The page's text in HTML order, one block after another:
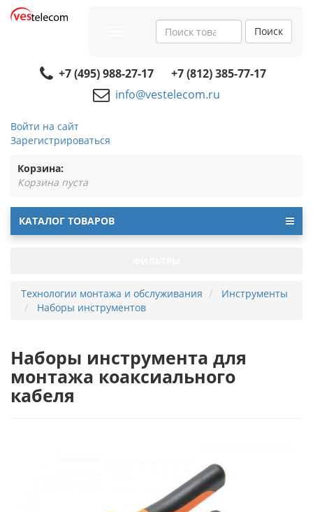
navigation
Поиск
+7 (495) 988-27-17
+7 (812) 385-77-17
info@vestelecom.ru
Войти на сайт
Зарегистрироваться
Корзина:
Корзина пуста
КАТАЛОГ ТОВАРОВ
Технологии монтажа и обслуживания
Инструменты
Наборы инструментов
Наборы инструмента для
монтажа коаксиального
кабеля